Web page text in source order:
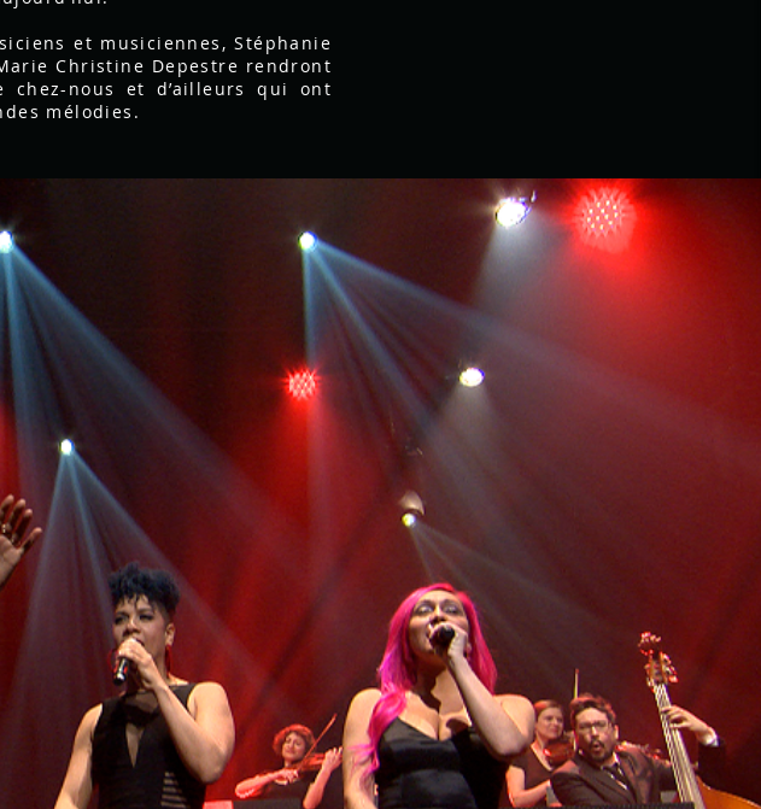
et musiciennes, Stéphanie
Christine Depestre rendront
chez-nous et d’ailleurs qui ont
mélodies.